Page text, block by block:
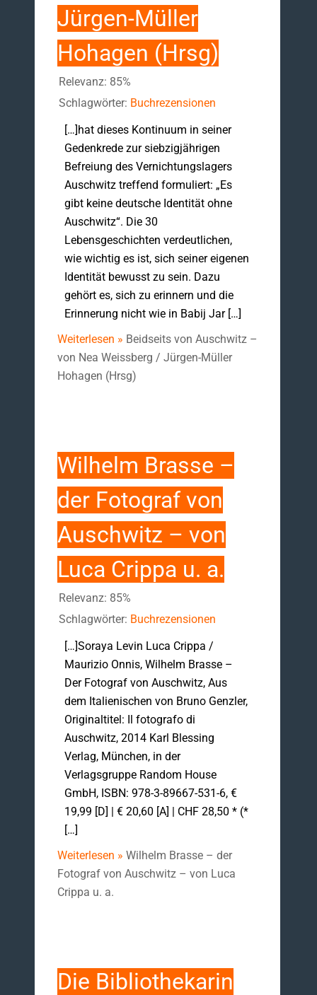
Jürgen-Müller
Hohagen (Hrsg)
Relevanz: 85%
Schlagwörter: Buchrezensionen
[…]hat dieses Kontinuum in seiner
Gedenkrede zur siebzigjährigen
Befreiung des Vernichtungslagers
Auschwitz treffend formuliert: „Es
gibt keine deutsche Identität ohne
Auschwitz“. Die 30
Lebensgeschichten verdeutlichen,
wie wichtig es ist, sich seiner eigenen
Identität bewusst zu sein. Dazu
gehört es, sich zu erinnern und die
Erinnerung nicht wie in Babij Jar […]
Weiterlesen » Beidseits von Auschwitz –
von Nea Weissberg / Jürgen-Müller
Hohagen (Hrsg)
Wilhelm Brasse –
der Fotograf von
Auschwitz – von
Luca Crippa u. a.
Relevanz: 85%
Schlagwörter: Buchrezensionen
[…]Soraya Levin Luca Crippa /
Maurizio Onnis, Wilhelm Brasse –
Der Fotograf von Auschwitz, Aus
dem Italienischen von Bruno Genzler,
Originaltitel: Il fotografo di
Auschwitz, 2014 Karl Blessing
Verlag, München, in der
Verlagsgruppe Random House
GmbH, ISBN: 978-3-89667-531-6, €
19,99 [D] | € 20,60 [A] | CHF 28,50 * (*
[…]
Weiterlesen » Wilhelm Brasse – der
Fotograf von Auschwitz – von Luca
Crippa u. a.
Die Bibliothekarin